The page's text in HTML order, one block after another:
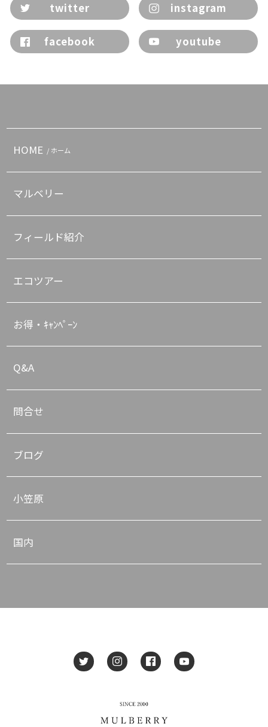
twitter instagram
facebook youtube
HOME / ホーム
マルベリー
フィールド紹介
エコツアー
お得・ｷｬﾝﾍﾟｰﾝ
Q&A
問合せ
ブログ
小笠原
国内